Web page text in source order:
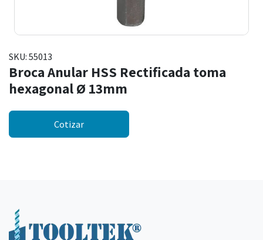
SKU: 55013
Broca Anular HSS Rectificada toma
hexagonal Ø 13mm
Cotizar